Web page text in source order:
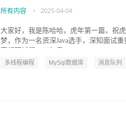
所有内容 • 2025-04-04
大家好，我是陈哈哈，虎年第一篇，祝
梦，作为一名资深Java选手，深知面试
多线程编程 MySql数据库 消息队列